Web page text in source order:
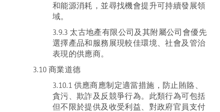
和能源消耗，並尋找機會提升可持續發展領
域。
3.9.3 太古地產有限公司及其附屬公司會優先
選擇產品和服務展現較佳環境、社會及管治
表現的供應商。
3.10 商業道德
3.10.1 供應商應制定適當措施，防止賄賂、
貪污、欺詐及反競爭行為。此類行為可包括
但不限於提供及收受利益、對政府官員支付